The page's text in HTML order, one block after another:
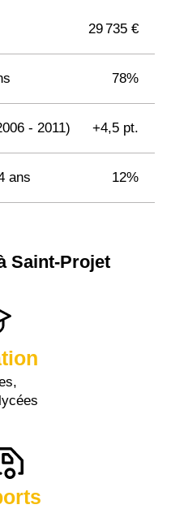
29 735 €
78%
- 2011) +4,5 pt.
ans 12%
Saint-Projet